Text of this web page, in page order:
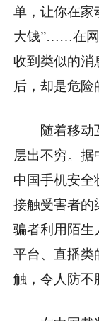
单，让你在家
大钱”……在网
收到类似的消
后，却是危险
随着移动
层出不穷。据
中国手机安全
接触受害者的
骗者利用陌生
平台、直播类
触，令人防不